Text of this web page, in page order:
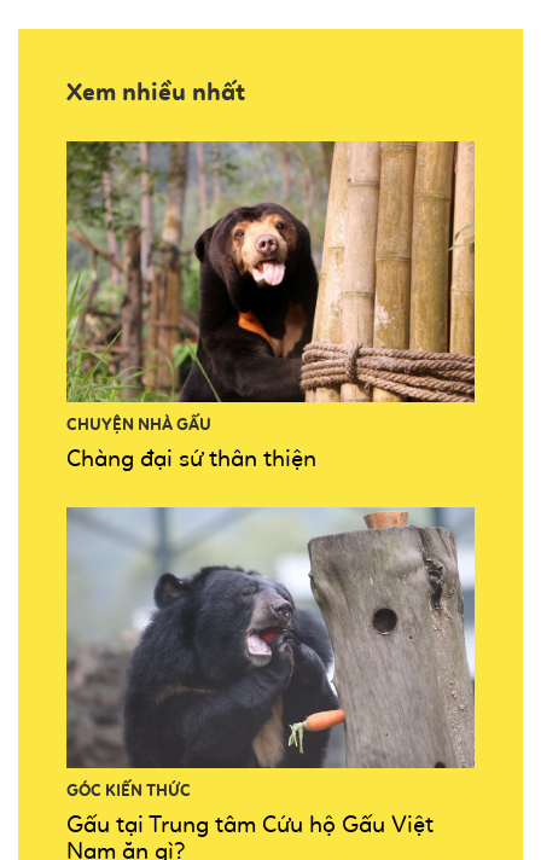
Xem nhiều nhất
CHUYỆN NHÀ GẤU
Chàng đại sứ thân thiện
GÓC KIẾN THỨC
Gấu tại Trung tâm Cứu hộ Gấu Việt
Nam ăn gì?